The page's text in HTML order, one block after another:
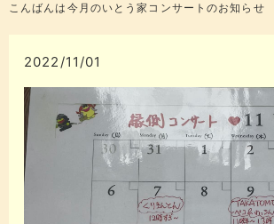
こんばんは今月のいとう家コンサートのお知らせ
2022/11/01